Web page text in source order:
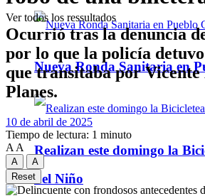
Nueva Ronda Sanitaria en
Realizan este domingo la
del Niño
Ver todos los ressultados
Ocurrió tras la denuncia
por lo que la policía
que transitaba por Vicente
Planes.
10 de abril de 2025
Tiempo de lectura: 1 minuto
A A
A
A
Reset